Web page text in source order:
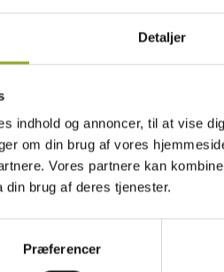
Detaljer
indhold og annoncer, til at vise
om din brug af vores
Vores partnere kan
brug af deres tjenester.
Præferencer